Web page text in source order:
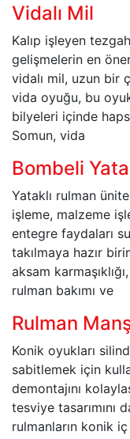
Vidalı Mil
Kalıp işleyen
gelişmelerin en
vidalı mil, uzun bir
vida oyuğu, bu
bilyeleri içinde
Somun, vida
Bombeli
Yataklı rulman
işleme, malzeme
entegre faydaları
takılmaya hazır
aksam
rulman bakımı ve
Rulman
Konik oyukları
sabitlemek için
demontajını
tesviye tasarımını
rulmanların konik